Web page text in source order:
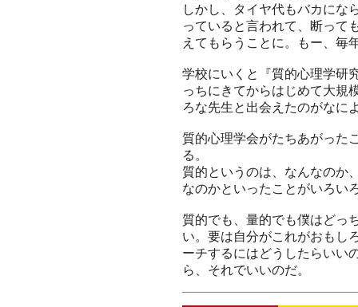
しかし、タイヤ代もバカにな
っていると言われて、断って
えてもらうことに。もー、毎
学校にいくと『質的心理学研
っちにきてからはじめて大規
ろな先生と出会えたのがなに
質的心理学会がたちあがった
る。
質的というのは、なんなのか
なのかといったことがいろい
質的でも、量的でも僕はどっ
い。要は自分がこれがおもし
ーチするにはどうしたらいい
ら、それでいいのだ。